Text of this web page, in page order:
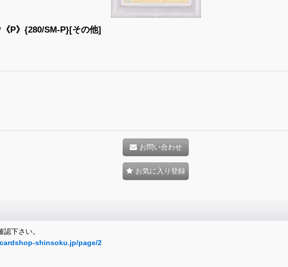
《P》{280/SM-P}[その他]
お問い合わせ
お気に入り登録
下さい。
shinsoku.jp/page/2